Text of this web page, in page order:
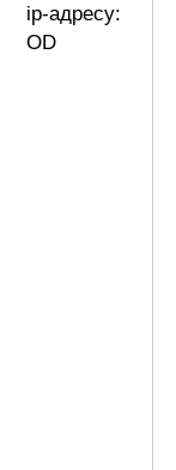
ip-адресу:
OD